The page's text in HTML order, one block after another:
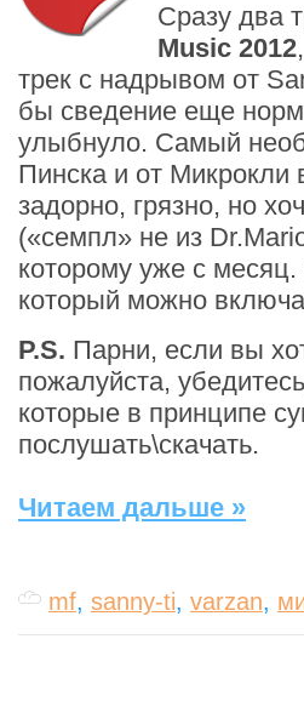
Сразу два
Music 2012
трек с надрывом от
бы сведение еще
улыбнуло. Самый
Пинска и от Микрокли
задорно, грязно, но
(«семпл» не из
которому уже с
который можно
P.S. Парни, если вы
пожалуйста,
которые в принципе
послушать\скачать.
Читаем дальше »
mf, sanny-ti, varzan,